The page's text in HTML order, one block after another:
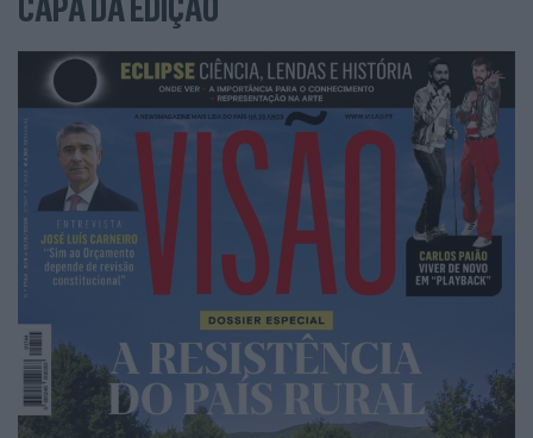
CAPA DA EDIÇÃO